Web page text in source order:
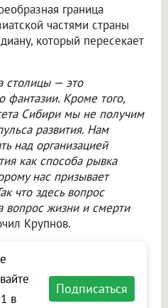
граница
частями страны
который пересекает
столицы — это
фантазии. Кроме того,
Сибири мы не получим
развития. Нам
над организацией
как способа рывка
нас призывает
что здесь вопрос
вопрос жизни и смерти
Крупнов.
в
Подписаться